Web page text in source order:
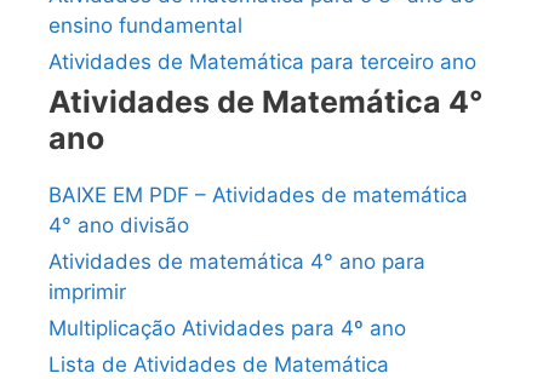
ensino fundamental
Atividades de Matemática para terceiro ano
Atividades de Matemática 4°
ano
BAIXE EM PDF – Atividades de matemática
4° ano divisão
Atividades de matemática 4° ano para
imprimir
Multiplicação Atividades para 4º ano
Lista de Atividades de Matemática